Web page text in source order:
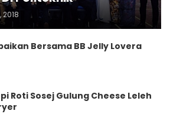
Bersama BB Jelly Lovera
Roti Sosej Gulung Cheese Leleh